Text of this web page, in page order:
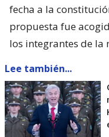
fecha a la
propuesta fue
los integrantes de la
Lee también...